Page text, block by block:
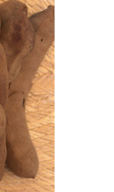
que
los
una
un
de